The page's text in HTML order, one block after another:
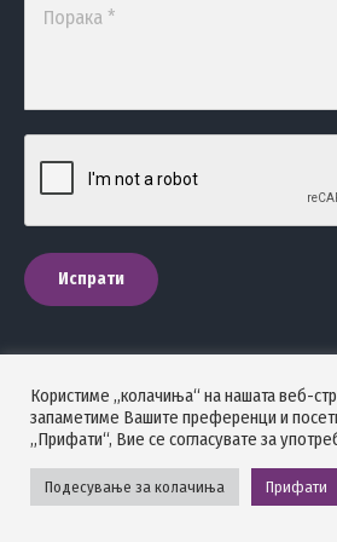
Порака *
Испрати
ПОЛИТИКА НА
Стоматолошка комора на Македонија
задржани.
Powered by
Користиме „колачиња“ на нашата веб-
запаметиме Вашите преференци и
„Прифати“, Вие се согласувате за
Подесување за колачиња Прифати